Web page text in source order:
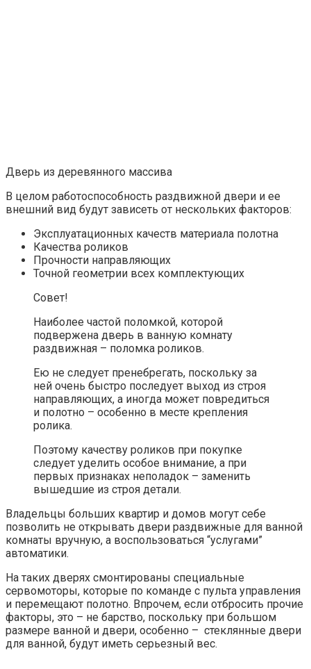
Дверь из деревянного массива
В целом работоспособность раздвижной двери и ее
внешний вид будут зависеть от нескольких факторов:
Эксплуатационных качеств материала полотна
Качества роликов
Прочности направляющих
Точной геометрии всех комплектующих
Совет!
Наиболее частой поломкой, которой
подвержена дверь в ванную комнату
раздвижная – поломка роликов.
Ею не следует пренебрегать, поскольку за
ней очень быстро последует выход из строя
направляющих, а иногда может повредиться
и полотно – особенно в месте крепления
ролика.
Поэтому качеству роликов при покупке
следует уделить особое внимание, а при
первых признаках неполадок – заменить
вышедшие из строя детали.
Владельцы больших квартир и домов могут себе
позволить не открывать двери раздвижные для ванной
комнаты вручную, а воспользоваться “услугами”
автоматики.
На таких дверях смонтированы специальные
сервомоторы, которые по команде с пульта управления
и перемещают полотно. Впрочем, если отбросить прочие
факторы, это – не барство, поскольку при большом
размере ванной и двери, особенно – стеклянные двери
для ванной, будут иметь серьезный вес.